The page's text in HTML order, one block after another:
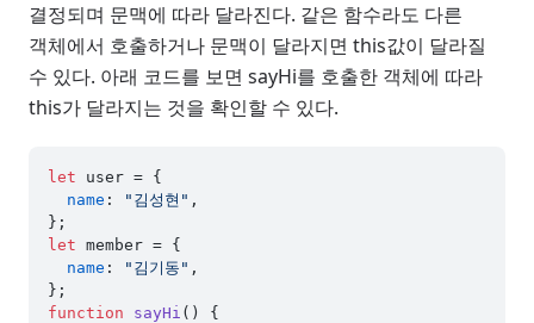
결정되며 문맥에 따라 달라진다. 같은 함수라도 다른
객체에서 호출하거나 문맥이 달라지면 this값이 달라질
수 있다. 아래 코드를 보면 sayHi를 호출한 객체에 따라
this가 달라지는 것을 확인할 수 있다.
let user = {
name : "김성현" ,
let member = {
name : "김기동" ,
function
sayHi ( ) {